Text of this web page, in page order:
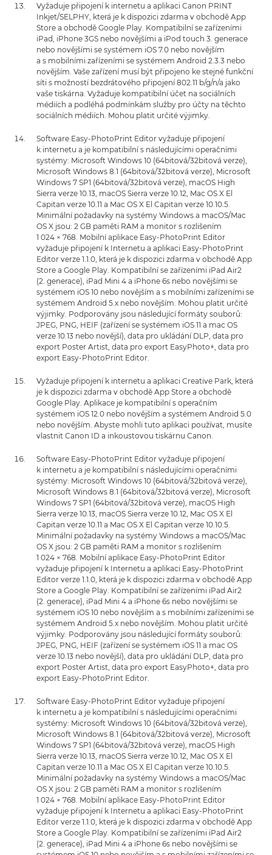
Vyžaduje připojení k internetu a aplikaci Canon PRINT
Inkjet/SELPHY, která je k dispozici zdarma v obchodě App
Store a obchodě Google Play. Kompatibilní se zařízeními
iPad, iPhone 3GS nebo novějšími a iPod touch 3. generace
nebo novějšími se systémem iOS 7.0 nebo novějším
a s mobilními zařízeními se systémem Android 2.3.3 nebo
novějším. Vaše zařízení musí být připojeno ke stejné funkční
síti s možností bezdrátového připojení 802.11 b/g/n/a jako
vaše tiskárna. Vyžaduje kompatibilní účet na sociálních
médiích a podléhá podmínkám služby pro účty na těchto
sociálních médiích. Mohou platit určité výjimky.
Software Easy-PhotoPrint Editor vyžaduje připojení
k internetu a je kompatibilní s následujícími operačními
systémy: Microsoft Windows 10 (64bitová/32bitová verze),
Microsoft Windows 8.1 (64bitová/32bitová verze), Microsoft
Windows 7 SP1 (64bitová/32bitová verze), macOS High
Sierra verze 10.13, macOS Sierra verze 10.12, Mac OS X El
Capitan verze 10.11 a Mac OS X El Capitan verze 10.10.5.
Minimální požadavky na systémy Windows a macOS/Mac
OS X jsou: 2 GB paměti RAM a monitor s rozlišením
1 024 × 768. Mobilní aplikace Easy-PhotoPrint Editor
vyžaduje připojení k Internetu a aplikaci Easy-PhotoPrint
Editor verze 1.1.0, která je k dispozici zdarma v obchodě App
Store a Google Play. Kompatibilní se zařízeními iPad Air2
(2. generace), iPad Mini 4 a iPhone 6s nebo novějšími se
systémem iOS 10 nebo novějším a s mobilními zařízeními se
systémem Android 5.x nebo novějším. Mohou platit určité
výjimky. Podporovány jsou následující formáty souborů:
JPEG, PNG, HEIF (zařízení se systémem iOS 11 a mac OS
verze 10.13 nebo novější), data pro ukládání DLP, data pro
export Poster Artist, data pro export EasyPhoto+, data pro
export Easy-PhotoPrint Editor.
Vyžaduje připojení k internetu a aplikaci Creative Park, která
je k dispozici zdarma v obchodě App Store a obchodě
Google Play. Aplikace je kompatibilní s operačním
systémem iOS 12.0 nebo novějším a systémem Android 5.0
nebo novějším. Abyste mohli tuto aplikaci používat, musíte
vlastnit Canon ID a inkoustovou tiskárnu Canon.
Software Easy-PhotoPrint Editor vyžaduje připojení
k internetu a je kompatibilní s následujícími operačními
systémy: Microsoft Windows 10 (64bitová/32bitová verze),
Microsoft Windows 8.1 (64bitová/32bitová verze), Microsoft
Windows 7 SP1 (64bitová/32bitová verze), macOS High
Sierra verze 10.13, macOS Sierra verze 10.12, Mac OS X El
Capitan verze 10.11 a Mac OS X El Capitan verze 10.10.5.
Minimální požadavky na systémy Windows a macOS/Mac
OS X jsou: 2 GB paměti RAM a monitor s rozlišením
1 024 × 768. Mobilní aplikace Easy-PhotoPrint Editor
vyžaduje připojení k Internetu a aplikaci Easy-PhotoPrint
Editor verze 1.1.0, která je k dispozici zdarma v obchodě App
Store a Google Play. Kompatibilní se zařízeními iPad Air2
(2. generace), iPad Mini 4 a iPhone 6s nebo novějšími se
systémem iOS 10 nebo novějším a s mobilními zařízeními se
systémem Android 5.x nebo novějším. Mohou platit určité
výjimky. Podporovány jsou následující formáty souborů:
JPEG, PNG, HEIF (zařízení se systémem iOS 11 a mac OS
verze 10.13 nebo novější), data pro ukládání DLP, data pro
export Poster Artist, data pro export EasyPhoto+, data pro
export Easy-PhotoPrint Editor.
Software Easy-PhotoPrint Editor vyžaduje připojení
k internetu a je kompatibilní s následujícími operačními
systémy: Microsoft Windows 10 (64bitová/32bitová verze),
Microsoft Windows 8.1 (64bitová/32bitová verze), Microsoft
Windows 7 SP1 (64bitová/32bitová verze), macOS High
Sierra verze 10.13, macOS Sierra verze 10.12, Mac OS X El
Capitan verze 10.11 a Mac OS X El Capitan verze 10.10.5.
Minimální požadavky na systémy Windows a macOS/Mac
OS X jsou: 2 GB paměti RAM a monitor s rozlišením
1 024 × 768. Mobilní aplikace Easy-PhotoPrint Editor
vyžaduje připojení k Internetu a aplikaci Easy-PhotoPrint
Editor verze 1.1.0, která je k dispozici zdarma v obchodě App
Store a Google Play. Kompatibilní se zařízeními iPad Air2
(2. generace), iPad Mini 4 a iPhone 6s nebo novějšími se